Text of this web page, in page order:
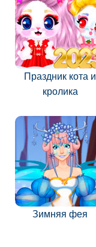
Праздник кота и
кролика
Зимняя фея